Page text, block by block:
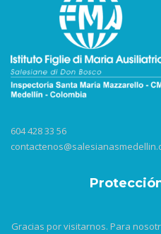
604 428 33 56
Gracias por visitarnos. Para